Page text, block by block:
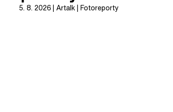
5. 8. 2026 Artalk Fotoreporty